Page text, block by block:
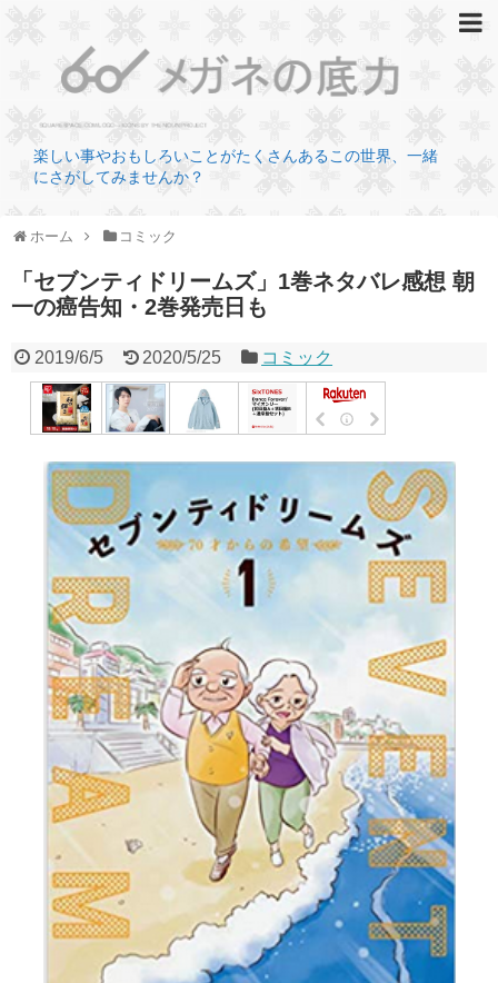
楽しい事やおもしろいことがたくさんあるこの世界、一緒
にさがしてみませんか？
ホーム コミック
「セブンティドリームズ」1巻ネタバレ感想 朝
一の癌告知・2巻発売日も
2019/6/5 2020/5/25 コミック